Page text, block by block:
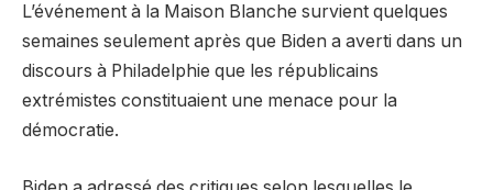
L’événement à la Maison Blanche survient quelques
semaines seulement après que Biden a averti dans un
discours à Philadelphie que les républicains
extrémistes constituaient une menace pour la
démocratie.